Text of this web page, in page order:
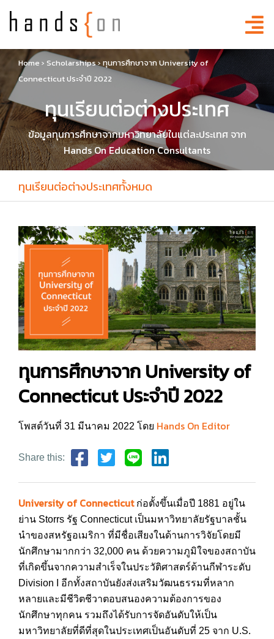
Home › Scholarships›ทุนการศึกษาจาก University of
Connecticut ประจำปี 2022
ทุนเรียนต่อต่างประเทศ
ข้อมูลทุนการศึกษาจากมหาวิทยาลัยในแต่ละประเทศ จาก
Hands On Education Consultants
ทุนเรียนต่อต่างประเทศทั้งหมด
ทุนการศึกษาจาก University of
Connecticut ประจำปี 2022
โพสต์วันที่ 31 มีนาคม 2022 โดย Hands On Editor
Share this:
University of Connecticutก่อตั้งขึ้นเมื่อปี 1881 อยู่ใน
ย่าน Storrs รัฐ Connecticut เป็นมหาวิทยาลัยรัฐบาลชั้น
นำของสหรัฐอเมริกา ที่มีชื่อเสียงในด้านการวิจัยโดยมี
นักศึกษามากกว่า 32,000 คน ด้วยความภูมิใจของสถาบัน
ที่เกิดขึ้นจากความสำเร็จในประวัติศาสตร์ด้านกีฬาระดับ
Division I อีกทั้งสถาบันยังส่งเสริมวัฒนธรรมที่หลาก
หลายและมีชีวิตชีวาตอบสนองความต้องการของ
นักศึกษาทุกคน รวมถึงได้รับการจัดอันดับให้เป็น
มหาวิทยาลัยที่ดีที่สุดในประเทศเป็นอันดับที่ 25 จาก U.S.